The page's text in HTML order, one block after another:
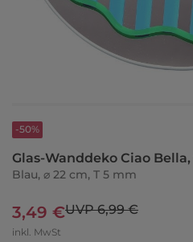
-50%
Glas-Wanddeko Ciao
Blau, ⌀ 22 cm, T 5 mm
3,49 €UVP 6,99 €
inkl. MwSt